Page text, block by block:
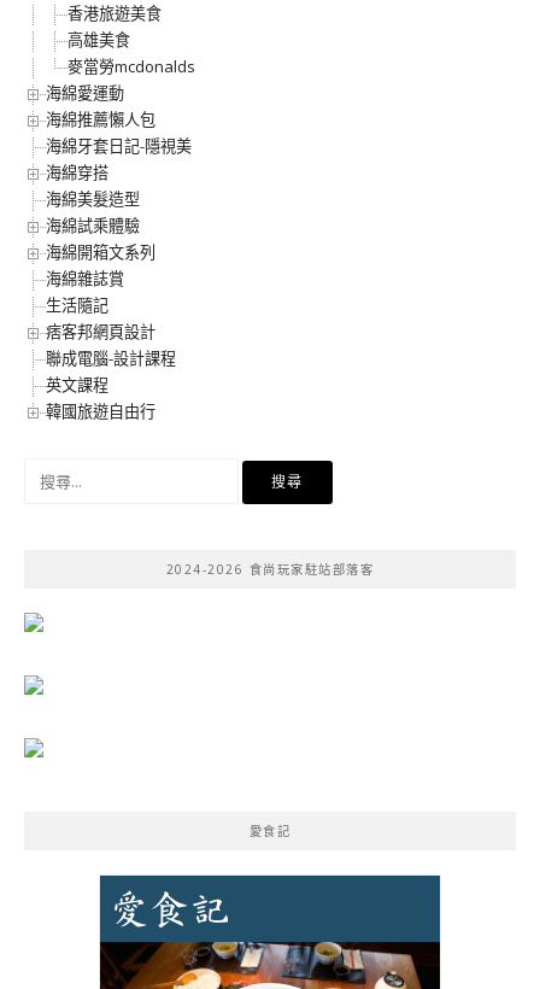
香港旅遊美食
高雄美食
麥當勞mcdonalds
海綿愛運動
海綿推薦懶人包
海綿牙套日記-隱視美
海綿穿搭
海綿美髮造型
海綿試乘體驗
海綿開箱文系列
海綿雜誌賞
生活隨記
痞客邦網頁設計
聯成電腦-設計課程
英文課程
韓國旅遊自由行
2024-2026 食尚玩家駐站部落客
愛食記